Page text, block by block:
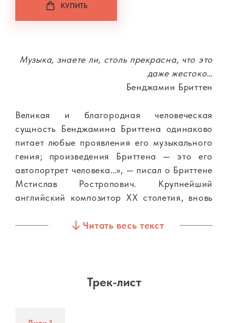
КУПИТЬ
Музыка, знаете ли, столь прекрасна, что это
даже жестоко…
Бенджамин Бриттен
Великая и благородная человеческая
сущность Бенджамина Бриттена одинаково
питает любые проявления его музыкального
гения; произведения Бриттена — это его
автопортрет человека…», — писал о Бриттене
Мстислав Ростропович. Крупнейший
английский композитор ХХ столетия, вновь
музыкальную традицию Британии к
композитора с русской музыкой и
Читать весь текст
Трек-лист